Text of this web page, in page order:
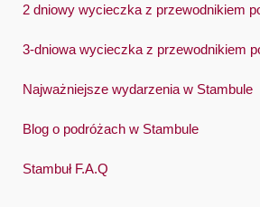
2 dniowy wycieczka z przewodnikiem
3-dniowa wycieczka z przewodnikiem
Najważniejsze wydarzenia w Stambule
Blog o podróżach w Stambule
Stambuł F.A.Q